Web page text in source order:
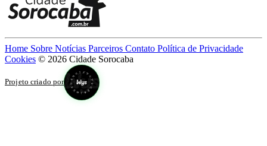
Home Sobre Notícias Parceiros Contato Política de Privacidade
Cookies © 2026 Cidade Sorocaba
Projeto criado por